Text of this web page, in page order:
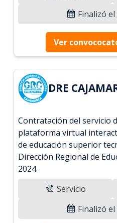
Finalizó
Ver
DRE
Contratación del servicio
plataforma virtual
de educación superior
Dirección Regional de
2024
Servicio
Finalizó